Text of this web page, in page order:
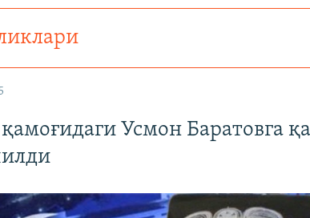
қамоғидаги Усмон Баратовга